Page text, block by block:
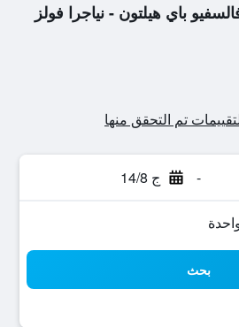
باي هيلتون - نياجرا فولز
- ج 14/8
بحث